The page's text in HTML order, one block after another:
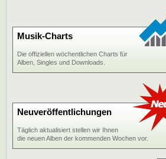
Musik-Charts
Die offiziellen wöchentlichen Charts für
Alben, Singles und Downloads.
Neuveröffentlichungen
Täglich aktualisiert stellen wir Ihnen
die neuen Alben der kommenden Wochen vor.